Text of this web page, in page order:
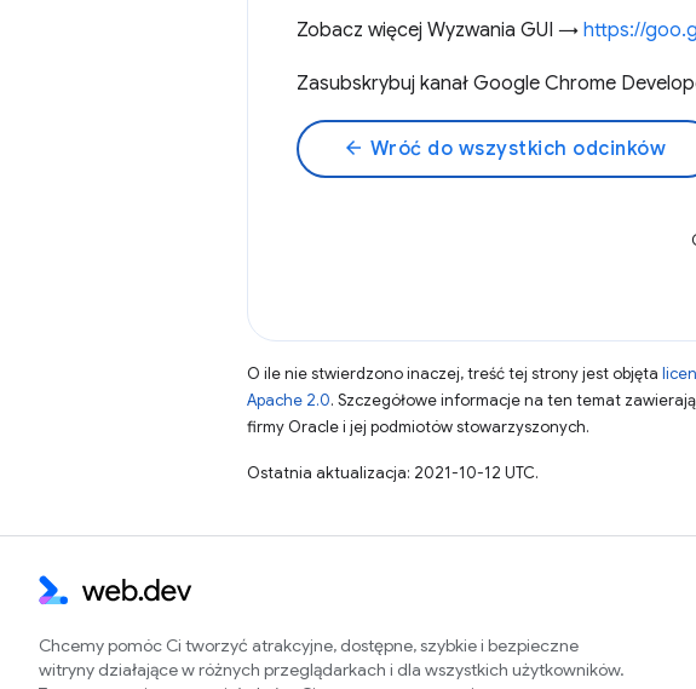
Zobacz więcej Wyzwania GUI → https://
Zasubskrybuj kanał Google Chrome
arrow_back Wróć do wszystkich odcinków
O ile nie stwierdzono inaczej, treść tej strony jest objęta
Apache 2.0. Szczegółowe informacje na ten temat zawierają
firmy Oracle i jej podmiotów stowarzyszonych.
Ostatnia aktualizacja: 2021-10-12 UTC.
Chcemy pomóc Ci tworzyć atrakcyjne, dostępne, szybkie i bezpieczne
witryny działające w różnych przeglądarkach i dla wszystkich użytkowników.